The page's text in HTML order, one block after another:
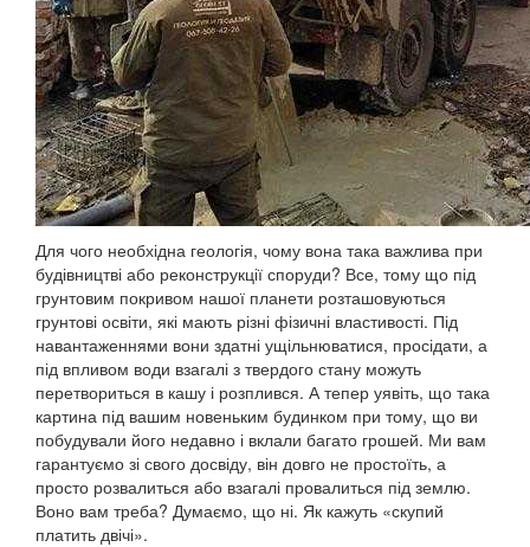
Для чого необхідна геологія, чому вона така важлива при
будівництві або реконструкції споруди? Все, тому що під
грунтовим покривом нашої планети розташовуються
грунтові освіти, які мають різні фізичні властивості. Під
навантаженнями вони здатні ущільнюватися, просідати, а
під впливом води взагалі з твердого стану можуть
перетвориться в кашу і розплився. А тепер уявіть, що така
картина під вашим новеньким будинком при тому, що ви
побудували його недавно і вклали багато грошей. Ми вам
гарантуємо зі свого досвіду, він довго не простоїть, а
просто розвалиться або взагалі провалиться під землю.
Воно вам треба? Думаємо, що ні. Як кажуть «скупий
платить двічі».